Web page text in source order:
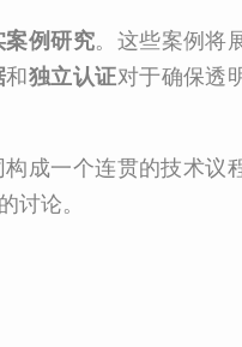
案例研究。这些案例将
和独立认证对于确保透
成一个连贯的技术议
讨论。